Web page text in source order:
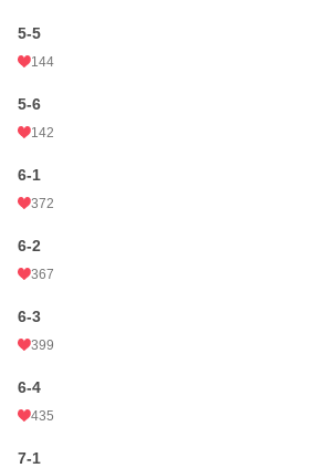
5-5
144
5-6
142
6-1
372
6-2
367
6-3
399
6-4
435
7-1